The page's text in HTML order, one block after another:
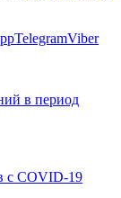
TelegramViber
в период
с COVID-19